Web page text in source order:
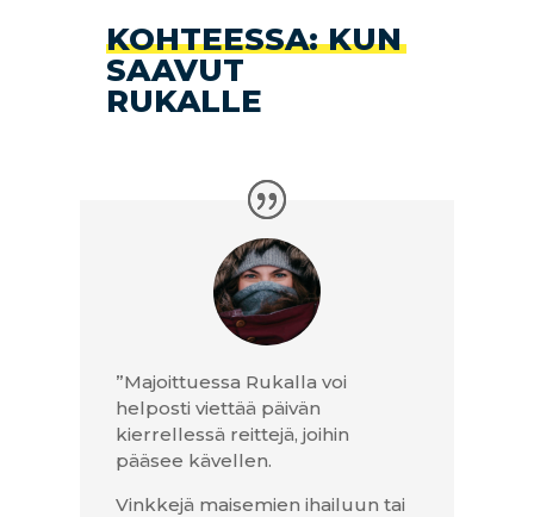
KOHTEESSA: KUN
SAAVUT
RUKALLE
”Majoittuessa Rukalla voi
helposti viettää päivän
kierrellessä reittejä, joihin
pääsee kävellen.
Vinkkejä maisemien ihailuun tai